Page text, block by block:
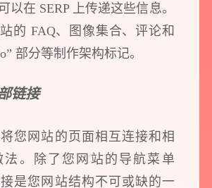
以在 SERP 上传递这些信息。
的 FAQ、图像集合、评论和
部分等制作架构标记。
链接
您网站的页面相互连接和相
法。除了您网站的导航菜单
是您网站结构不可或缺的一